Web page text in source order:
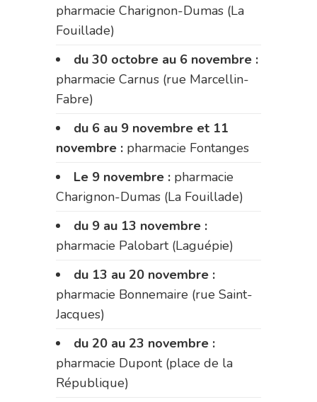
pharmacie Charignon-Dumas (La
Fouillade)
du 30 octobre au 6 novembre :
pharmacie Carnus (rue Marcellin-
Fabre)
du 6 au 9 novembre et 11
novembre : pharmacie Fontanges
Le 9 novembre : pharmacie
Charignon-Dumas (La Fouillade)
du 9 au 13 novembre :
pharmacie Palobart (Laguépie)
du 13 au 20 novembre :
pharmacie Bonnemaire (rue Saint-
Jacques)
du 20 au 23 novembre :
pharmacie Dupont (place de la
République)